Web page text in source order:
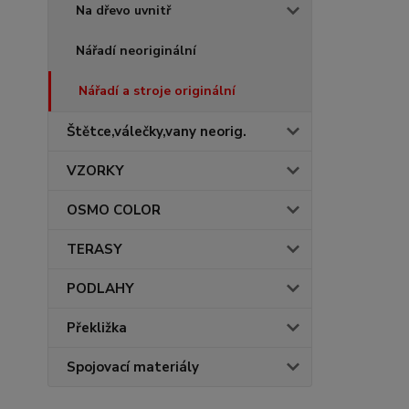
Na dřevo uvnitř
Nářadí neoriginální
Nářadí a stroje originální
Štětce,válečky,vany neorig.
VZORKY
OSMO COLOR
TERASY
PODLAHY
Překližka
Spojovací materiály